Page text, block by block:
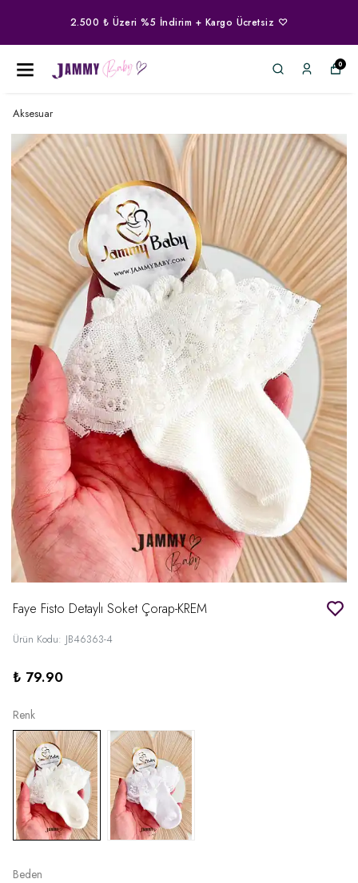
2.500 ₺ Üzeri %5 İndirim + Kargo Ücretsiz ♡
0
Aksesuar
Faye Fisto Detaylı Soket Çorap-KREM
Ürün Kodu: JB46363-4
₺ 79.90
Renk
Beden